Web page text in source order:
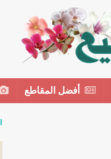
أفضل المقاطع